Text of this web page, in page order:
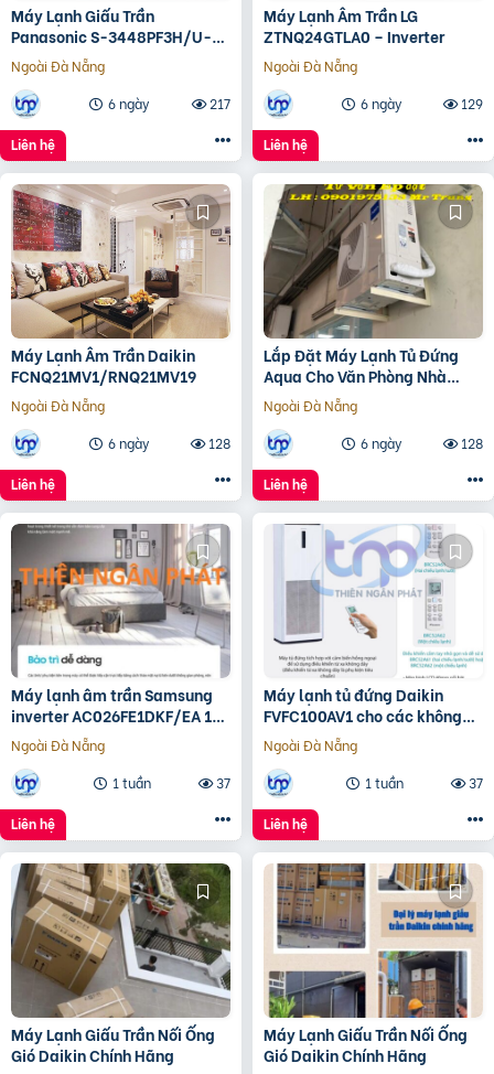
Máy Lạnh Giấu Trần
Panasonic S-3448PF3H/U-
43PR1H5
Ngoài Đà Nẵng
6 ngày
217
Liên hệ
Máy Lạnh Âm Trần LG
ZTNQ24GTLA0 – Inverter
Ngoài Đà Nẵng
6 ngày
129
Liên hệ
Máy Lạnh Âm Trần Daikin
FCNQ21MV1/RNQ21MV19
Ngoài Đà Nẵng
6 ngày
128
Liên hệ
Lắp Đặt Máy Lạnh Tủ Đứng
Aqua Cho Văn Phòng Nhà
Xưởng
Ngoài Đà Nẵng
6 ngày
128
Liên hệ
Máy lạnh âm trần Samsung
inverter AC026FE1DKF/EA 1
hướng công nghệ WindFree™
Ngoài Đà Nẵng
1 tuần
37
Liên hệ
Máy lạnh tủ đứng Daikin
FVFC100AV1 cho các không
gian rộng dưới 50m2
Ngoài Đà Nẵng
1 tuần
37
Liên hệ
Máy Lạnh Giấu Trần Nối Ống
Gió Daikin Chính Hãng
Máy Lạnh Giấu Trần Nối Ống
Gió Daikin Chính Hãng